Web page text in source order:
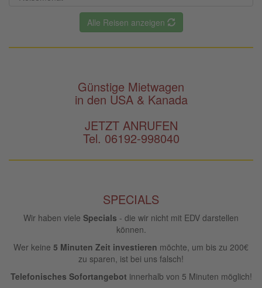
Alle Reisen anzeigen
Günstige Mietwagen
in den USA & Kanada
JETZT ANRUFEN
Tel. 06192-998040
SPECIALS
Wir haben viele Specials - die wir nicht mit EDV darstellen
können.
Wer keine 5 Minuten Zeit investieren möchte, um bis zu 200€
zu sparen, ist bei uns falsch!
Telefonisches Sofortangebot innerhalb von 5 Minuten möglich!